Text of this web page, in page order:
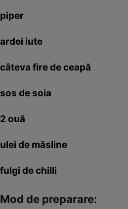
piper
ardei iute
câteva fire de ceapă
sos de soia
2 ouă
ulei de măsline
fulgi de chilli
Mod de preparare: